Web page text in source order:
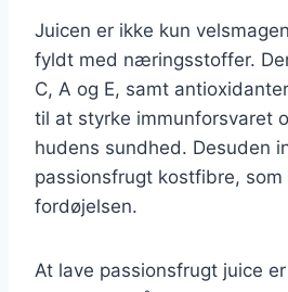
Juicen er ikke kun
fyldt med næringsstoffer.
C, A og E, samt
til at styrke immunforsvaret
hudens sundhed. Desuden
passionsfrugt kostfibre,
fordøjelsen.
At lave passionsfrugt juice